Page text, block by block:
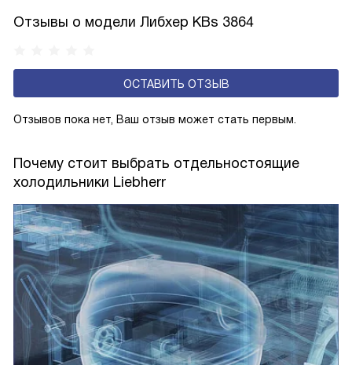
с панелью, выполняющей функцию «сухой стенки». Такие
эксплуатацию и чаще всего оснащены нулевой зоной
свежести BioFresh 0°C. Они встречаются в сериях Plus,
Отзывы о модели Либхер KBs 3864
ОСТАВИТЬ ОТЗЫВ
Отзывов пока нет, Ваш отзыв может стать первым.
Почему стоит выбрать отдельностоящие
холодильники Liebherr